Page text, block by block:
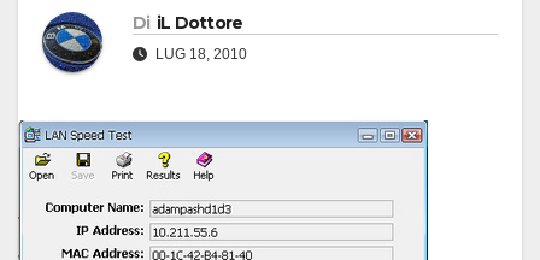
Di iL Dottore
LUG 18, 2010